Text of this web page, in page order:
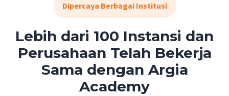
Dipercaya Berbagai Institusi
Lebih dari 100 Instansi dan
Perusahaan Telah Bekerja
Sama dengan Argia
Academy